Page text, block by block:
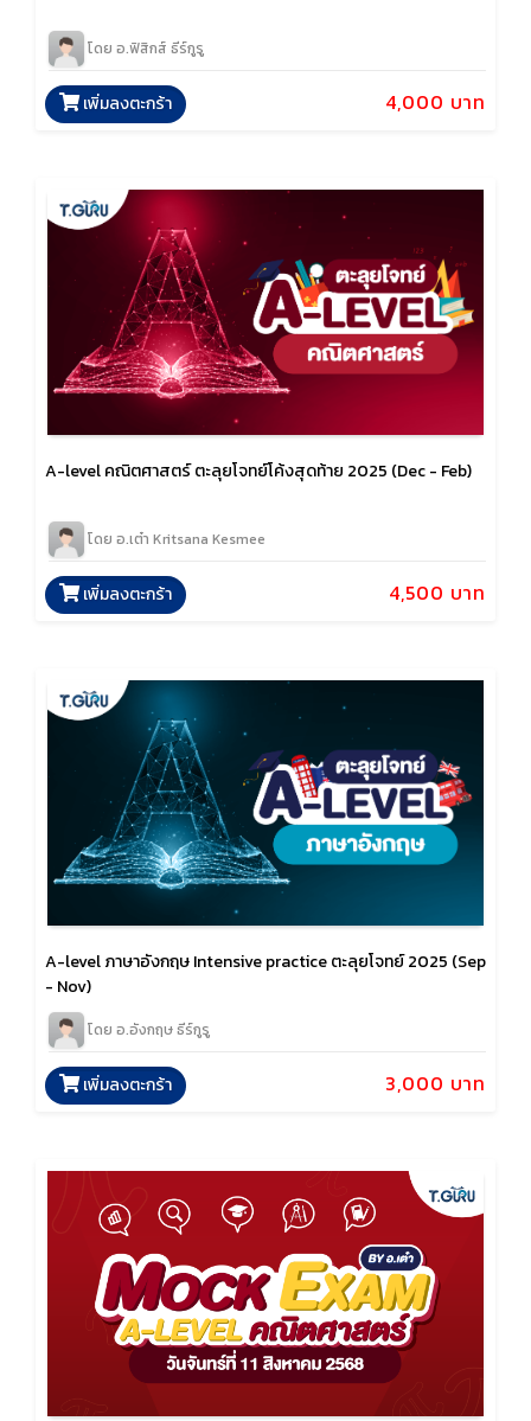
โดย อ.ฟิสิกส์ ธีร์กูรู
4,000 บาท
เพิ่มลงตะกร้า
A-level คณิตศาสตร์ ตะลุยโจทย์โค้งสุดท้าย 2025 (Dec - Feb)
โดย อ.เต๋า Kritsana Kesmee
4,500 บาท
เพิ่มลงตะกร้า
A-level ภาษาอังกฤษ Intensive practice ตะลุยโจทย์ 2025 (Sep
- Nov)
โดย อ.อังกฤษ ธีร์กูรู
3,000 บาท
เพิ่มลงตะกร้า